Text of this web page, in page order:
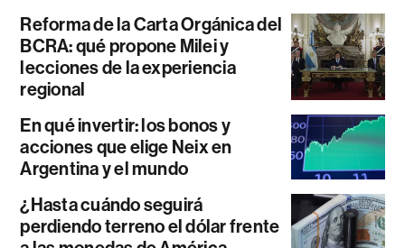
Reforma de la Carta Orgánica del
BCRA: qué propone Milei y
lecciones de la experiencia
regional
En qué invertir: los bonos y
acciones que elige Neix en
Argentina y el mundo
¿Hasta cuándo seguirá
perdiendo terreno el dólar frente